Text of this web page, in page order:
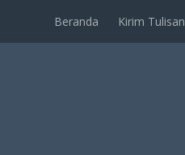
Beranda Kirim Tulisan